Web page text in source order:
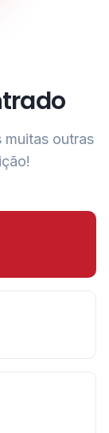
muitas outras